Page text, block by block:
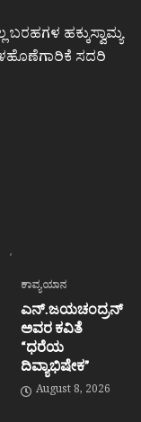
ಹಕ್ಕುಸ್ವಾಮ್ಯ
ಸದರಿ
ಕಾವ್ಯಯಾನ
ಎನ್.ಜಯಚಂದ್ರನ್
ಅವರ ಕವಿತೆ
“ಧರೆಯ
ದಿವ್ಯಾಭಿಷೇಕ”
August 8, 2026